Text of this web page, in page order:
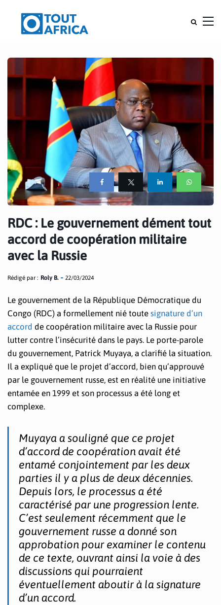
RDC : Le gouvernement dément tout
accord de coopération militaire
avec la Russie
Rédigé par : Roly B. 22/03/2024
Le gouvernement de la République Démocratique du
Congo (RDC) a formellement nié toute signature d’un
accord de coopération militaire avec la Russie pour
lutter contre l’insécurité dans le pays. Le porte-parole
du gouvernement, Patrick Muyaya, a clarifié la situation.
Il a expliqué que le projet d’accord, bien qu’approuvé
par le gouvernement russe, est en réalité une initiative
entamée en 1999 et son processus a été long et
complexe.
Muyaya a souligné que ce projet
d’accord de coopération avait été
entamé conjointement par les deux
parties il y a plus de deux décennies.
Depuis lors, le processus a été
caractérisé par une progression lente.
C’est seulement récemment que le
gouvernement russe a donné son
approbation pour examiner le contenu
de ce texte, ouvrant ainsi la voie à des
discussions qui pourraient
éventuellement aboutir à la signature
d’un accord.